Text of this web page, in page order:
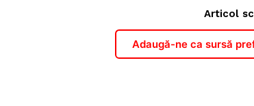
Articol
Adaugă-ne ca sursă